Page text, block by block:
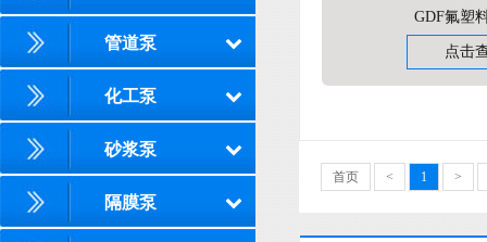
管道泵
化工泵
砂浆泵
隔膜泵
GDF氟塑
点击
首页 < 1 >